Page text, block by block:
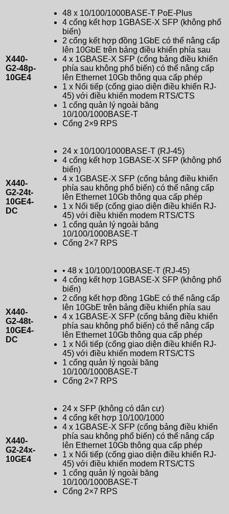
X440-
G2-48p-
10GE4
48 x 10/100/1000BASE-T PoE-Plus
4 cổng kết hợp 1GBASE-X SFP (không phổ
biến)
2 cổng kết hợp đồng 1GbE có thể nâng cấp
lên 10GbE trên bảng điều khiển phía sau
4 x 1GBASE-X SFP (cổng bảng điều khiển
phía sau không phổ biến) có thể nâng cấp
lên Ethernet 10Gb thông qua cấp phép
1 x Nối tiếp (cổng giao diện điều khiển RJ-
45) với điều khiển modem RTS/CTS
1 cổng quản lý ngoài băng
10/100/1000BASE-T
Cổng 2×9 RPS
X440-
G2-24t-
10GE4-
DC
24 x 10/100/1000BASE-T (RJ-45)
4 cổng kết hợp 1GBASE-X SFP (không phổ
biến)
4 x 1GBASE-X SFP (cổng bảng điều khiển
phía sau không phổ biến) có thể nâng cấp
lên Ethernet 10Gb thông qua cấp phép
1 x Nối tiếp (cổng giao diện điều khiển RJ-
45) với điều khiển modem RTS/CTS
1 cổng quản lý ngoài băng
10/100/1000BASE-T
Cổng 2×7 RPS
X440-
G2-48t-
10GE4-
DC
• 48 x 10/100/1000BASE-T (RJ-45)
4 cổng kết hợp 1GBASE-X SFP (không phổ
biến)
2 cổng kết hợp đồng 1GbE có thể nâng cấp
lên 10GbE trên bảng điều khiển phía sau
4 x 1GBASE-X SFP (cổng bảng điều khiển
phía sau không phổ biến) có thể nâng cấp
lên Ethernet 10Gb thông qua cấp phép
1 x Nối tiếp (cổng giao diện điều khiển RJ-
45) với điều khiển modem RTS/CTS
1 cổng quản lý ngoài băng
10/100/1000BASE-T
Cổng 2×7 RPS
X440-
G2-24x-
10GE4
24 x SFP (không có dân cư)
4 cổng kết hợp 10/100/1000
4 x 1GBASE-X SFP (cổng bảng điều khiển
phía sau không phổ biến) có thể nâng cấp
lên Ethernet 10Gb thông qua cấp phép
1 x Nối tiếp (cổng giao diện điều khiển RJ-
45) với điều khiển modem RTS/CTS
1 cổng quản lý ngoài băng
10/100/1000BASE-T
Cổng 2×7 RPS